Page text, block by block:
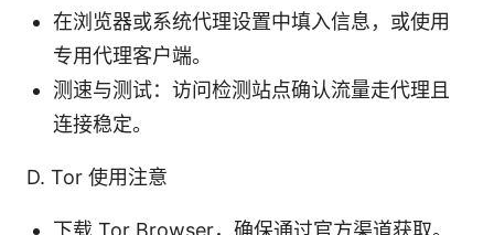
在浏览器或系统代理设置中填入信息，或使用
专用代理客户端。
测速与测试：访问检测站点确认流量走代理且
连接稳定。
D. Tor 使用注意
下载 Tor Browser，确保通过官方渠道获取。